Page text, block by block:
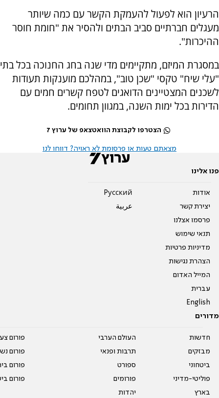
הרעיון הוא לפעול להעמקת הקשר עם כמה שיותר
מעגלים חברתיים סביב הבתים ולהסיר את "חומת חוסר
ההיכרות".
במסגרת המיזם, מתקיימים מדי שנה בחג החנוכה בכל בתי
"עלי שיח" טקסי "שכן טוב", במהלכם מוענקות תעודות
לשכנים המצטיינים הדואגים לטפח קשרים חמים עם
הדירות בכל ימות השנה, במגוון תחומים.
הצטרפו לקבוצת הוואטצאפ של ערוץ 7
מצאתם טעות או פרסומת לא ראויה? דווחו לנו
פנו אלינו
אודות
יצירת קשר
פרסמו אצלנו
תנאי שימוש
מדיניות פרטיות
הצהרת נגישות
המייל האדום
עברית
English
Pусский
عربية
מדורים
חדשות
מבזקים
ביטחוני
פוליטי-מדיני
בארץ
העולם הערבי
תרבות ופנאי
ספורט
פורומים
יהדות
פורום
פורום
פורום
פורום